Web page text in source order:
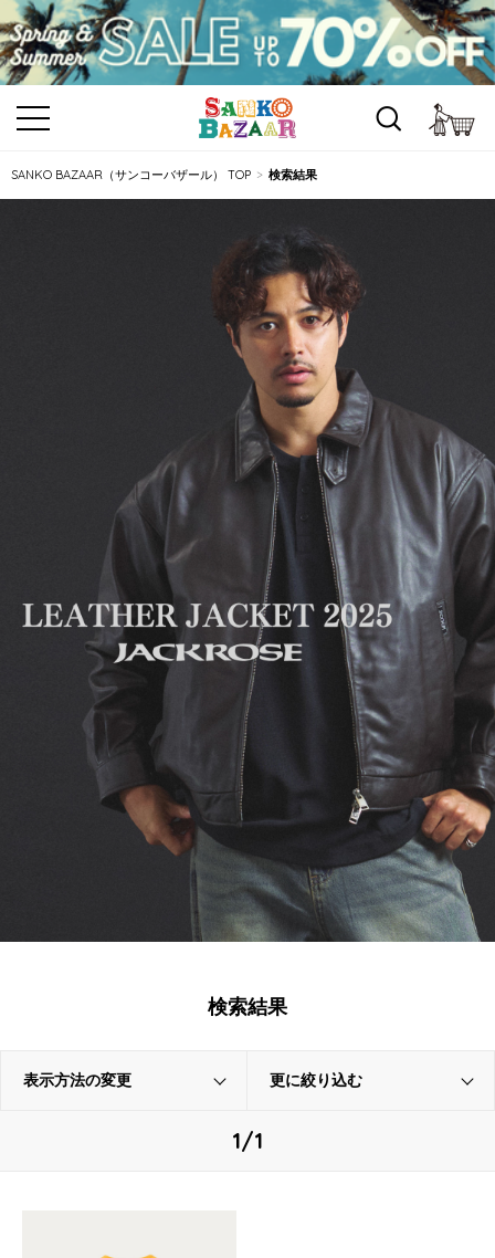
SANKO BAZAAR（サンコーバザール） TOP 検索結果
検索結果
表示方法の変更 更に絞り込む
1/1